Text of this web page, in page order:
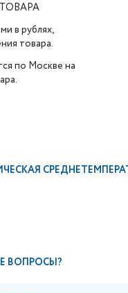
в рублях,
товара.
по Москве на
ВОПРОСЫ?